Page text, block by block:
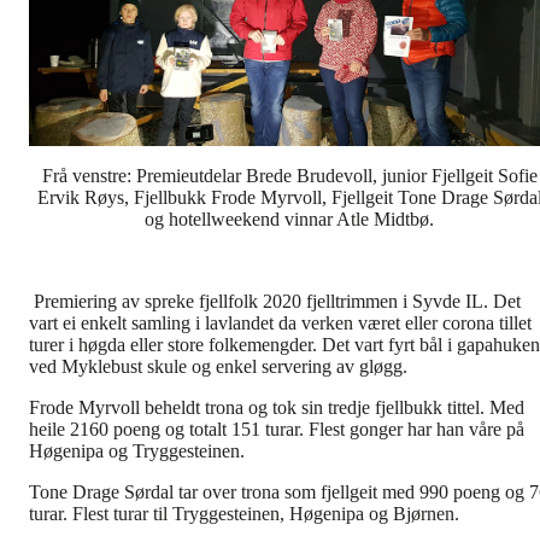
Frå venstre: Premieutdelar Brede Brudevoll, junior Fjellgeit Sofie
Ervik Røys, Fjellbukk Frode Myrvoll, Fjellgeit Tone Drage
og hotellweekend vinnar Atle Midtbø.
Premiering av spreke fjellfolk 2020 fjelltrimmen i Syvde IL. Det
vart ei enkelt samling i lavlandet da verken været eller corona tillet
turer i høgda eller store folkemengder. Det vart fyrt bål i gapahuken
ved Myklebust skule og enkel servering av gløgg.
Frode Myrvoll beheldt trona og tok sin tredje fjellbukk tittel. Med
heile 2160 poeng og totalt 151 turar. Flest gonger har han våre på
Høgenipa og Tryggesteinen.
Tone Drage Sørdal tar over trona som fjellgeit med 990 poeng og
turar. Flest turar til Tryggesteinen, Høgenipa og Bjørnen.